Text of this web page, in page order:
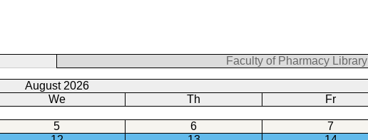
Faculty of Pharmacy Library
August 2026
We Th Fr
5 6 7